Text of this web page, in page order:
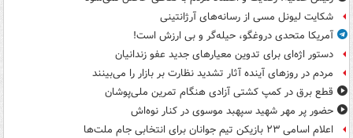
شکایت لیونل مسی از رسانه‌های آرژانتینی
آمریکا متحدی دروغگو، حیله‌گر و بی ارزش است!
دستور اژه‌ای برای تدوین معیارهای جدید عفو زندانیان
مردم در روزهای آینده آثار تشدید نظارت بر بازار را می‌بینند
قطع برق در کمپ کشتی آزادی هنگام تمرین ملی‌پوشان
حضور پر مهر شهید سپهبد موسوی در کنار نوه‌اش
اعلام اسامی ۲۳ بازیکن تیم جوانان برای انتخابی جام ملت‌ها